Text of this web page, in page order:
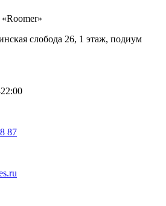
слобода 26, 1 этаж, подиум
87